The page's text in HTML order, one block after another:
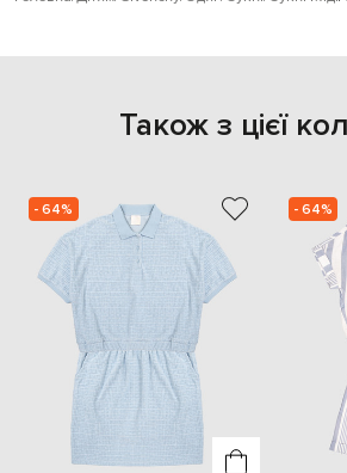
Також з цієї
- 64% - 64%